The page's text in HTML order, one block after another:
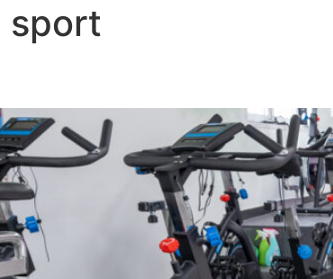
sport